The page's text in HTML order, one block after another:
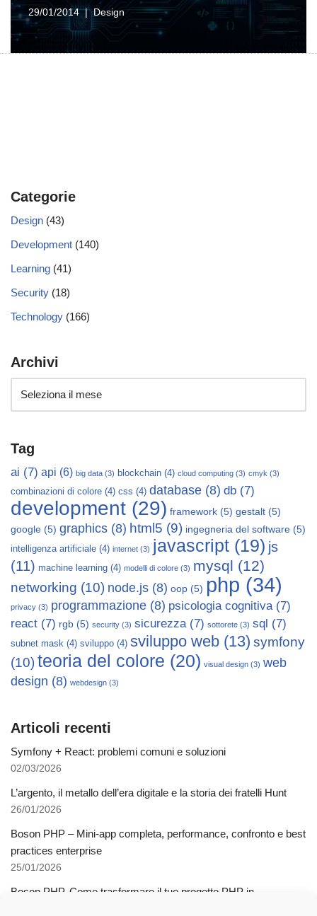
29/01/2014 Design
Categorie
Design (43)
Development (140)
Learning (41)
Security (18)
Technology (166)
Archivi
Tag
ai (7) api (6) big data (3) blockchain (4) cloud computing (3) cmyk (3)
combinazioni di colore (4) css (4) database (8) db (7)
development (29) framework (5) gestalt (5)
google (5) graphics (8) html5 (9) ingegneria del software (5)
intelligenza artificiale (4) internet (3) javascript (19) js
(11) machine learning (4) modelli di colore (3) mysql (12)
networking (10) node.js (8) oop (5) php (34)
privacy (3) programmazione (8) psicologia cognitiva(7)
react (7) rgb (5) security (3) sicurezza(7) sottorete (3) sql (7)
subnet mask (4) sviluppo (4) sviluppo web (13) symfony
(10)teoria del colore (20) visual design (3) web
design (8) webdesign (3)
Articoli recenti
Symfony + React: problemi comuni e soluzioni
02/03/2026
L’argento, il metallo dell’era digitale e la storia dei fratelli Hunt
26/01/2026
Boson PHP – Mini-app completa, performance, confronto e best
practices enterprise
25/01/2026
Boson PHP. Come trasformare il tuo progetto PHP in